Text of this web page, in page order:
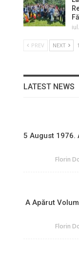
PREV NEXT
LATEST NEWS
5 August 1976.
Florin
A Apărut
Florin